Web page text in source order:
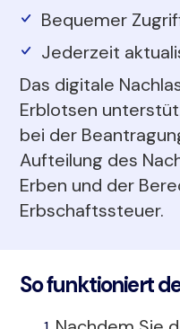
Bequemer
Jederzeit
Das digitale
Erblotsen
bei der
Aufteilung des
Erben und der
Erbschaftssteuer.
So funktioniert